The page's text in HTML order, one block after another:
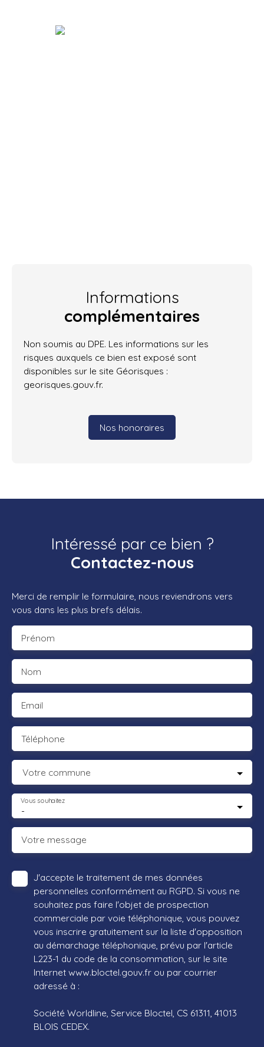
Informations
complémentaires
Non soumis au DPE. Les informations sur les
risques auxquels ce bien est exposé sont
disponibles sur le site Géorisques :
georisques.gouv.fr.
Nos honoraires
Intéressé par ce bien ?
Contactez-nous
Merci de remplir le formulaire, nous reviendrons vers
vous dans les plus brefs délais.
Prénom
Nom
Email
Téléphone
Votre commune
-
Vous souhaitez
Votre message
J'accepte le traitement de mes données
personnelles conformément au RGPD. Si vous ne
souhaitez pas faire l'objet de prospection
commerciale par voie téléphonique, vous pouvez
vous inscrire gratuitement sur la liste d'opposition
au démarchage téléphonique, prévu par l'article
L223-1 du code de la consommation, sur le site
Internet www.bloctel.gouv.fr ou par courrier
adressé à :
Société Worldline, Service Bloctel, CS 61311, 41013
BLOIS CEDEX.